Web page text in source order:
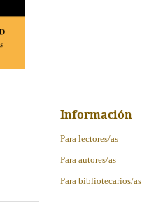
Información
Para lectores/as
Para autores/as
Para bibliotecarios/as